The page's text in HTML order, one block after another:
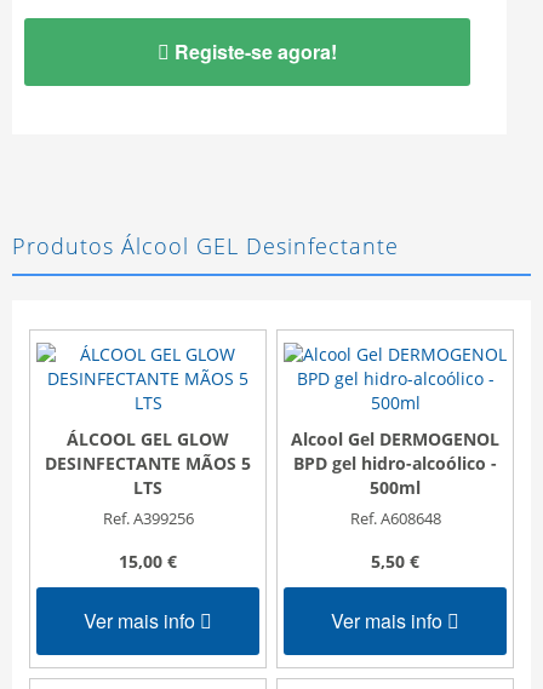
Registe-se agora!
Produtos Álcool GEL Desinfectante
ÁLCOOL GEL GLOW
DESINFECTANTE MÃOS 5
LTS
Ref. A399256
15,00 €
Ver mais info
Alcool Gel DERMOGENOL
BPD gel hidro-alcoólico -
500ml
Ref. A608648
5,50 €
Ver mais info